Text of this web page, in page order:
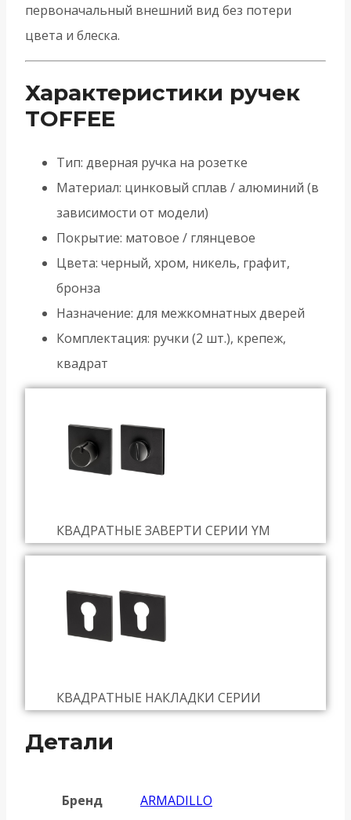
первоначальный внешний вид без потери
цвета и блеска.
Характеристики ручек
TOFFEE
Тип: дверная ручка на розетке
Материал: цинковый сплав / алюминий (в
зависимости от модели)
Покрытие: матовое / глянцевое
Цвета: черный, хром, никель, графит,
бронза
Назначение: для межкомнатных дверей
Комплектация: ручки (2 шт.), крепеж,
квадрат
КВАДРАТНЫЕ ЗАВЕРТИ СЕРИИ YM
КВАДРАТНЫЕ НАКЛАДКИ СЕРИИ
Детали
Бренд ARMADILLO